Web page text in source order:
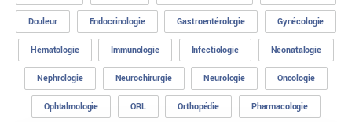
Douleur Endocrinologie Gastroentérologie Gynécologie
Hématologie Immunologie Infectiologie Néonatalogie
Nephrologie Neurochirurgie Neurologie Oncologie
Ophtalmologie ORL Orthopédie Pharmacologie